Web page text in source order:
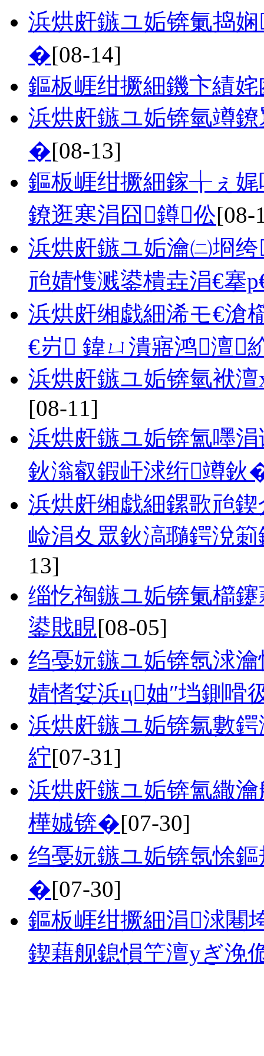
浜烘皯鏃ユ姤锛氭捣
�[08-14]
鏂板崕绀撅細鐖卞績
浜烘皯鏃ユ姤锛氫竴
�[08-13]
鏂板崕绀撅細鎵╁ぇ娓
鐐逛寒涓囧鐏伀[08-
浜烘皯鏃ユ姤瀹㈡埛
兘婧愯溅鍙樻垚涓€搴
浜烘皯缃戯細浠モ€滄
€岃 鍏ㄩ潰寤鸿澶
浜烘皯鏃ユ姤锛氫袱
[08-11]
浜烘皯鏃ユ姤锛氳嚜
鈥滃叡鍜屽浗绗竴鈥
浜烘皯缃戯細鏍歌兘
崄涓夊眾鈥滈瓍鍔涗
13]
缁忔祹鏃ユ姤锛氭櫤
鍙戝睍[08-05]
绉戞妧鏃ユ姤锛氬浗
婧愭姇浜ц妯″垱鍘嗗
浜烘皯鏃ユ姤锛氱數
紵[07-31]
浜烘皯鏃ユ姤锛氳繖
樺娍锛�[07-30]
绉戞妧鏃ユ姤锛氬悇
�[07-30]
鏂板崕绀撅細涓浗闀
鍥藉舰鎴愪笁澶уぎ浼